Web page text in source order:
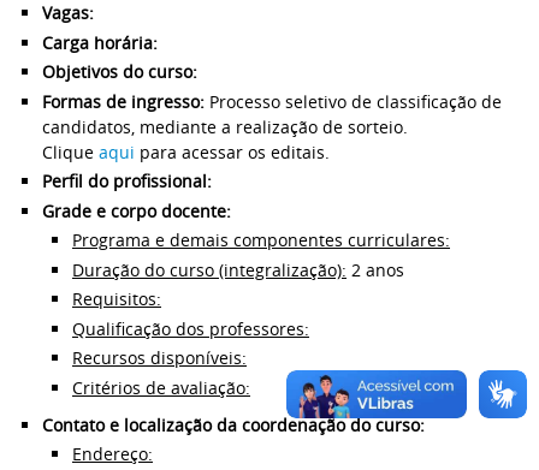
Vagas:
Carga horária:
Objetivos do curso:
Formas de ingresso: Processo seletivo de classificação de
candidatos, mediante a realização de sorteio.
Clique aqui para acessar os editais.
Perfil do profissional:
Grade e corpo docente:
Programa e demais componentes curriculares:
Duração do curso (integralização): 2 anos
Requisitos:
Qualificação dos professores:
Recursos disponíveis:
Critérios de avaliação:
Contato e localização da coordenação do curso:
Endereço: